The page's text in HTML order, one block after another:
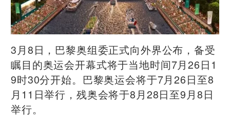
3月8日，巴黎奥组委正式向外界公布，备受
瞩目的奥运会开幕式将于当地时间7月26日1
9时30分开始。巴黎奥运会将于7月26日至8
月11日举行，残奥会将于8月28日至9月8日
举行。